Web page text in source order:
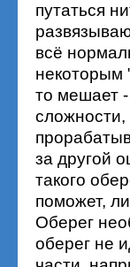
путаться
всё
некоторым
то мешает
сложности,
за другой
такого
поможет,
Оберег
оберег не